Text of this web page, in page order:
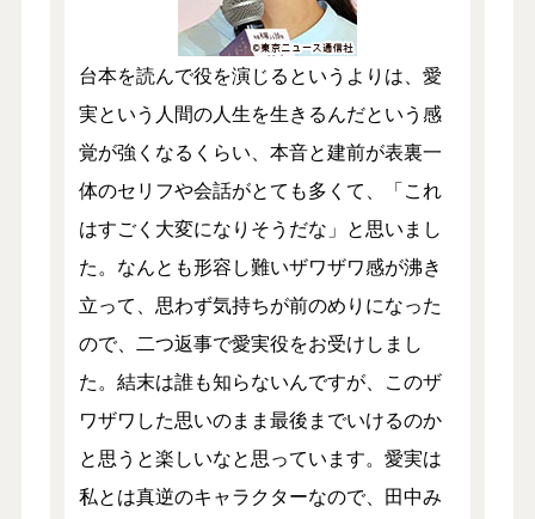
台本を読んで役を演じるというよりは、愛
実という人間の人生を生きるんだという感
覚が強くなるくらい、本音と建前が表裏一
体のセリフや会話がとても多くて、「これ
はすごく大変になりそうだな」と思いまし
た。なんとも形容し難いザワザワ感が沸き
立って、思わず気持ちが前のめりになった
ので、二つ返事で愛実役をお受けしまし
た。結末は誰も知らないんですが、このザ
ワザワした思いのまま最後までいけるのか
と思うと楽しいなと思っています。愛実は
私とは真逆のキャラクターなので、田中み